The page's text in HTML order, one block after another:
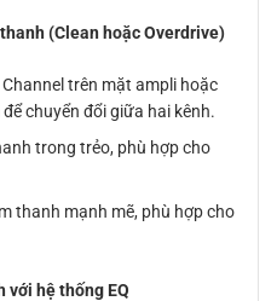
(Clean hoặc Overdrive)
trên mặt ampli hoặc
chuyển đổi giữa hai kênh.
trong trẻo, phù hợp cho
thanh mạnh mẽ, phù hợp cho
với hệ thống EQ